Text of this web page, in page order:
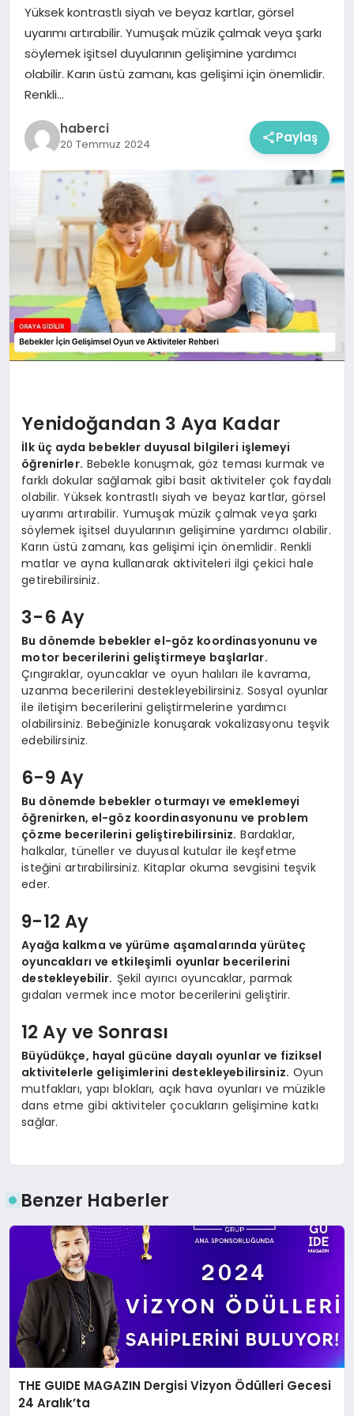
Yüksek kontrastlı siyah ve beyaz kartlar, görsel
uyarımı artırabilir. Yumuşak müzik çalmak veya şarkı
söylemek işitsel duyularının gelişimine yardımcı
olabilir. Karın üstü zamanı, kas gelişimi için önemlidir.
Renkli…
haberci
20 Temmuz 2024 Paylaş
Yenidoğandan 3 Aya Kadar
İlk üç ayda bebekler duyusal bilgileri işlemeyi
öğrenirler. Bebekle konuşmak, göz teması kurmak ve
farklı dokular sağlamak gibi basit aktiviteler çok faydalı
olabilir. Yüksek kontrastlı siyah ve beyaz kartlar, görsel
uyarımı artırabilir. Yumuşak müzik çalmak veya şarkı
söylemek işitsel duyularının gelişimine yardımcı olabilir.
Karın üstü zamanı, kas gelişimi için önemlidir. Renkli
matlar ve ayna kullanarak aktiviteleri ilgi çekici hale
getirebilirsiniz.
3-6 Ay
Bu dönemde bebekler el-göz koordinasyonunu ve
motor becerilerini geliştirmeye başlarlar.
Çıngıraklar, oyuncaklar ve oyun halıları ile kavrama,
uzanma becerilerini destekleyebilirsiniz. Sosyal oyunlar
ile iletişim becerilerini geliştirmelerine yardımcı
olabilirsiniz. Bebeğinizle konuşarak vokalizasyonu teşvik
edebilirsiniz.
6-9 Ay
Bu dönemde bebekler oturmayı ve emeklemeyi
öğrenirken, el-göz koordinasyonunu ve problem
çözme becerilerini geliştirebilirsiniz. Bardaklar,
halkalar, tüneller ve duyusal kutular ile keşfetme
isteğini artırabilirsiniz. Kitaplar okuma sevgisini teşvik
eder.
9-12 Ay
Ayağa kalkma ve yürüme aşamalarında yürüteç
oyuncakları ve etkileşimli oyunlar becerilerini
destekleyebilir. Şekil ayırıcı oyuncaklar, parmak
gıdaları vermek ince motor becerilerini geliştirir.
12 Ay ve Sonrası
Büyüdükçe, hayal gücüne dayalı oyunlar ve fiziksel
aktivitelerle gelişimlerini destekleyebilirsiniz. Oyun
mutfakları, yapı blokları, açık hava oyunları ve müzikle
dans etme gibi aktiviteler çocukların gelişimine katkı
sağlar.
Benzer Haberler
THE GUIDE MAGAZIN Dergisi Vizyon Ödülleri Gecesi
24 Aralık’ta